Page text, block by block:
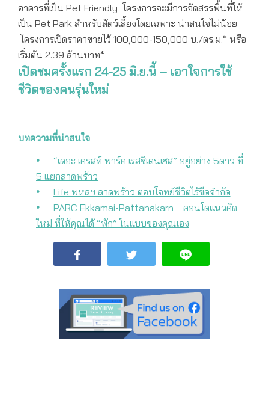
อาคารที่เป็น Pet Friendly โครงการจะมีการจัดสรรพื้นที่ให้
เป็น Pet Park สำหรับสัตว์เลี้ยงโดยเฉพาะ น่าสนใจไม่น้อย
โครงการเปิดราคาขายไว้ 100,000-150,000 บ./ตร.ม.* หรือ
เริ่มต้น 2.39 ล้านบาท*
เปิดชมครั้งแรก 24-25 มิ.ย.นี้ – เอาใจการใช้
ชีวิตของคนรุ่นใหม่
บทความที่น่าสนใจ
“เดอะ เครสท์ พาร์ค เรสซิเดนเซส” อยู่อย่าง 5ดาว ที่
5 แยกลาดพร้าว
Life พหลฯ ลาดพร้าว ตอบโจทย์ชีวิตไร้ขีดจำกัด
PARC Ekkamai-Pattanakarn คอนโดแนวคิด
ใหม่ ที่ให้คุณได้ “พัก” ในแบบของคุณเอง